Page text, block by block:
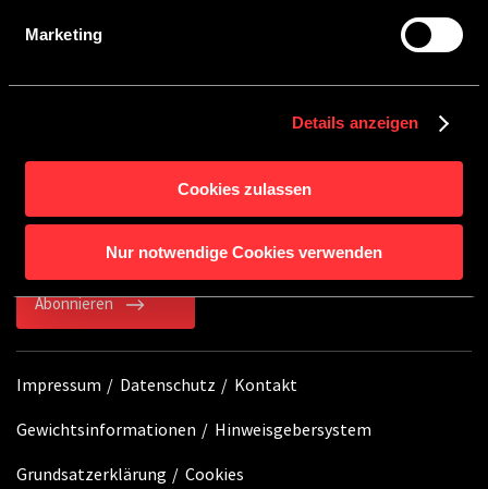
Marketing
Details anzeigen
Cookies zulassen
Nur notwendige Cookies verwenden
SERVICE
BLEIB AUF DEM LAUFENDEN
Mit unserem Newsletter erhältst du immer die
neuesten Informationen rund um Crosscamp.
Abonnieren
Impressum Datenschutz Kontakt
Gewichtsinformationen Hinweisgebersystem
Grundsatzerklärung Cookies